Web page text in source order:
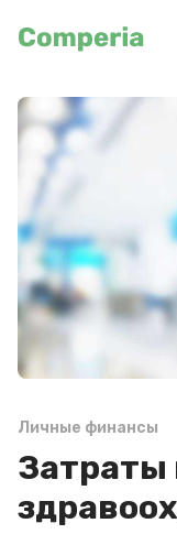
Личные финансы
Затраты